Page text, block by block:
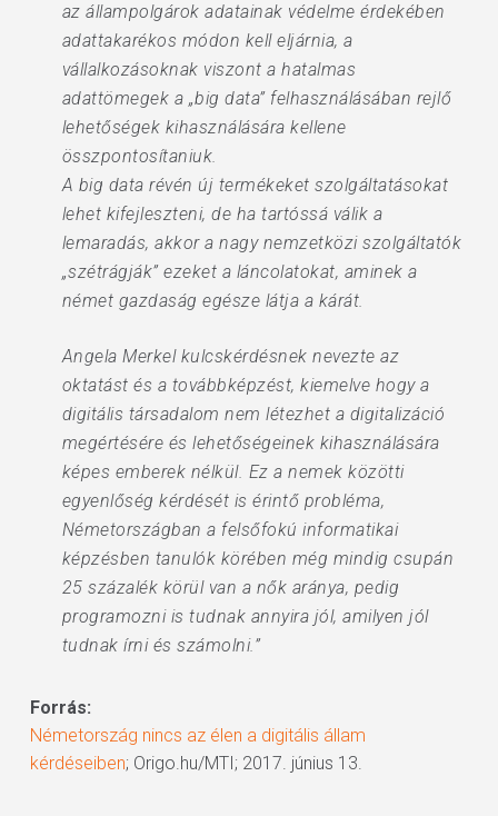
az állampolgárok adatainak védelme érdekében
adattakarékos módon kell eljárnia, a
vállalkozásoknak viszont a hatalmas
adattömegek a „big data” felhasználásában rejlő
lehetőségek kihasználására kellene
összpontosítaniuk.
A big data révén új termékeket szolgáltatásokat
lehet kifejleszteni, de ha tartóssá válik a
lemaradás, akkor a nagy nemzetközi szolgáltatók
„szétrágják” ezeket a láncolatokat, aminek a
német gazdaság egésze látja a kárát.
Angela Merkel kulcskérdésnek nevezte az
oktatást és a továbbképzést, kiemelve hogy a
digitális társadalom nem létezhet a digitalizáció
megértésére és lehetőségeinek kihasználására
képes emberek nélkül. Ez a nemek közötti
egyenlőség kérdését is érintő probléma,
Németországban a felsőfokú informatikai
képzésben tanulók körében még mindig csupán
25 százalék körül van a nők aránya, pedig
programozni is tudnak annyira jól, amilyen jól
tudnak írni és számolni.”
Forrás:
Németország nincs az élen a digitális állam
kérdéseiben; Origo.hu/MTI; 2017. június 13.